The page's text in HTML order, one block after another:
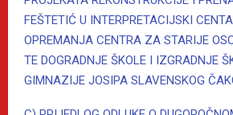
FEŠTETIĆ U INTERPRETACIJSKI
OPREMANJA CENTRA ZA STARIJE
TE DOGRADNJE ŠKOLE I IZGRADNJE
GIMNAZIJE JOSIPA SLAVENSKOG